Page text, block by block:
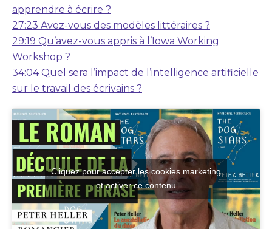
apprendre à écrire ?
27:23 Avez-vous des modèles littéraires ?
29:19 Qu’avez-vous appris à l’Iowa Working
Workshop ?
34:04 Quel sera l’impact de l’intelligence artificielle
sur le travail des écrivains ?
Cliquez pour accepter les cookies marketing
et activer ce contenu